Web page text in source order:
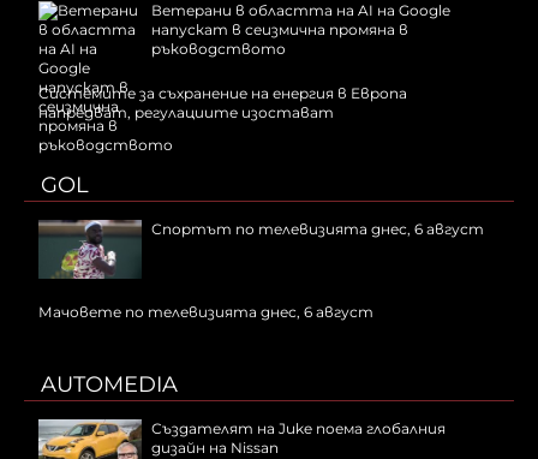
Ветерани в областта на AI на Google
напускат в сеизмична промяна в
ръководството
Системите за съхранение на енергия в Европа
напредват, регулациите изостават
GOL
Спортът по телевизията днес, 6 август
Мачовете по телевизията днес, 6 август
AUTOMEDIA
Създателят на Juke поема глобалния
дизайн на Nissan